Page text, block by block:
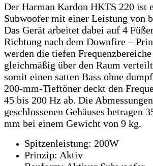
Der Harman Kardon HKTS 220 ist
Subwoofer mit einer Leistung von
Das Gerät arbeitet dabei auf 4
Richtung nach dem Downfire –
werden die tiefen
gleichmäßig über den Raum
somit einen satten Bass ohne
200-mm-Tieftöner deckt den
45 bis 200 Hz ab. Die
geschlossenen Gehäuses betragen
mm bei einem Gewicht von 9 kg.
Spitzenleistung: 200W
Prinzip: Aktiv